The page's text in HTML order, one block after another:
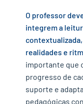
O professor
integrem a
realidades e
importante que
progresso de
suporte e
pedagógicas